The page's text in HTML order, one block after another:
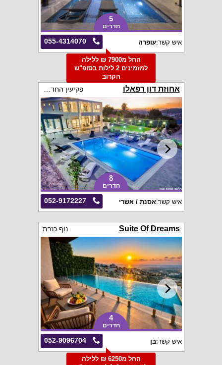
5
חדרים
055-4314070 איש קשר:עופרה
החל מ7900 ₪ ללילה
למזמינים 2 לילות בסופ"ש
הקרוב
אחוזת דון רפאלו
8
חדרים
052-9172227 איש קשר:אסנת / אשרי
Suite Of Dreams נוף כנרת
4
חדרים
052-9096704 איש קשר:בן
החל מ6250 ₪ ללילה